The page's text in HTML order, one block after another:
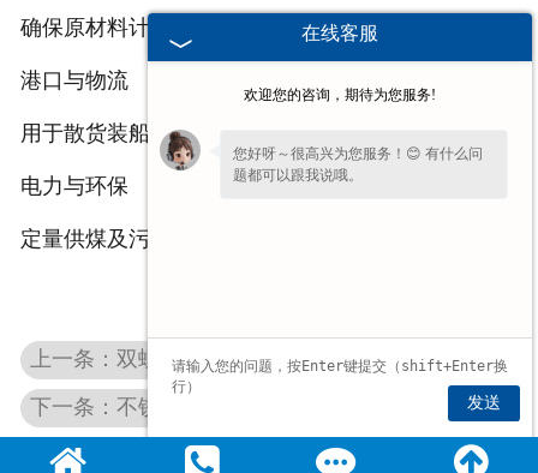
确保原材料计量精确，保障食品安全。
港口与物流
用于散货装船、库存管理的流量监控与统计。
电力与环保
定量供煤及污泥处理中的物料计量，助力节能减排。
上一条：双螺旋吨包秤
下一条：不锈钢斗式提升机
在线客服
欢迎您的咨询，期待为您服务!
您好呀～很高兴为您服务！😊 有什么问
题都可以跟我说哦。
发送